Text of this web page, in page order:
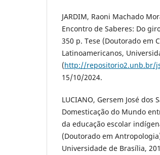
JARDIM, Raoni Machado
Encontro de Saberes: Do
350 p. Tese (Doutorado em
Latinoamericanos,
(http://repositorio2.unb.br/
15/10/2024.
LUCIANO, Gersem José dos
Domesticação do Mundo
da educação escolar
(Doutorado em
Universidade de Brasília,